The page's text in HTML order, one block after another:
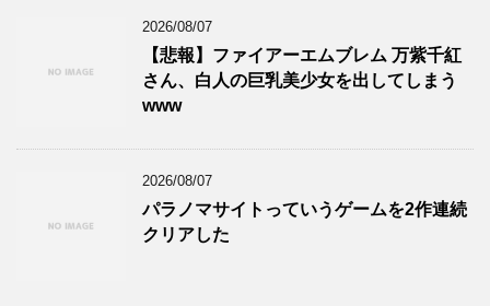
2026/08/07
【悲報】ファイアーエムブレム 万紫千紅
さん、白人の巨乳美少女を出してしまう
www
2026/08/07
パラノマサイトっていうゲームを2作連続
クリアした